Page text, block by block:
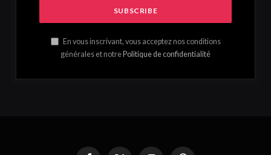
En vous inscrivant, vous acceptez nos conditions
générales et notrePolitique de confidentialité